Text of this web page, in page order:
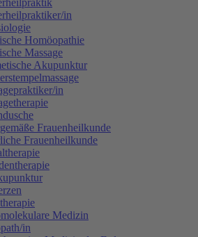
in
Homöopathie
Massage
Akupunktur
in
Frauenheilkunde
Frauenheilkunde
Medizin
in